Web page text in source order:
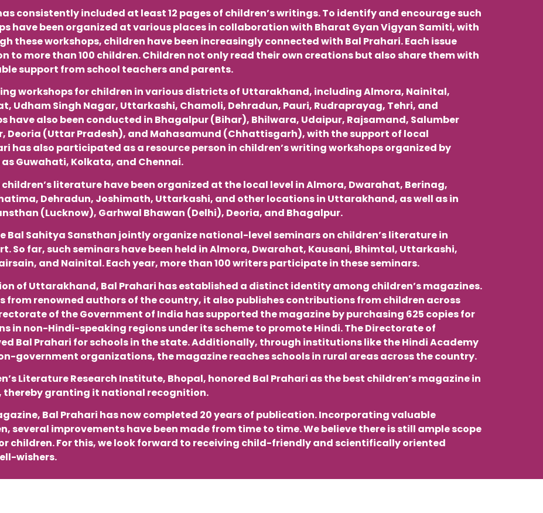
consistently included at least 12 pages of children’s writings. To identify and encourage such
have been organized at various places in collaboration with Bharat Gyan Vigyan Samiti, with
these workshops, children have been increasingly connected with Bal Prahari. Each issue
to more than 100 children. Children not only read their own creations but also share them with
support from school teachers and parents.
workshops for children in various districts of Uttarakhand, including Almora, Nainital,
Udham Singh Nagar, Uttarkashi, Chamoli, Dehradun, Pauri, Rudraprayag, Tehri, and
have also been conducted in Bhagalpur (Bihar), Bhilwara, Udaipur, Rajsamand, Salumber
Deoria (Uttar Pradesh), and Mahasamund (Chhattisgarh), with the support of local
has also participated as a resource person in children’s writing workshops organized by
Guwahati, Kolkata, and Chennai.
literature have been organized at the local level in Almora, Dwarahat, Berinag,
Dehradun, Joshimath, Uttarkashi, and other locations in Uttarakhand, as well as in
(Lucknow), Garhwal Bhawan (Delhi), Deoria, and Bhagalpur.
Bal Sahitya Sansthan jointly organize national-level seminars on children’s literature in
So far, such seminars have been held in Almora, Dwarahat, Kausani, Bhimtal, Uttarkashi,
and Nainital. Each year, more than 100 writers participate in these seminars.
of Uttarakhand, Bal Prahari has established a distinct identity among children’s magazines.
from renowned authors of the country, it also publishes contributions from children across
of the Government of India has supported the magazine by purchasing 625 copies for
in non-Hindi-speaking regions under its scheme to promote Hindi. The Directorate of
Bal Prahari for schools in the state. Additionally, through institutions like the Hindi Academy
government organizations, the magazine reaches schools in rural areas across the country.
Literature Research Institute, Bhopal, honored Bal Prahari as the best children’s magazine in
thereby granting it national recognition.
Bal Prahari has now completed 20 years of publication. Incorporating valuable
several improvements have been made from time to time. We believe there is still ample scope
children. For this, we look forward to receiving child-friendly and scientifically oriented
wishers.